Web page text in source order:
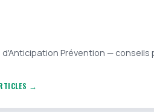
d'Anticipation Prévention —
→